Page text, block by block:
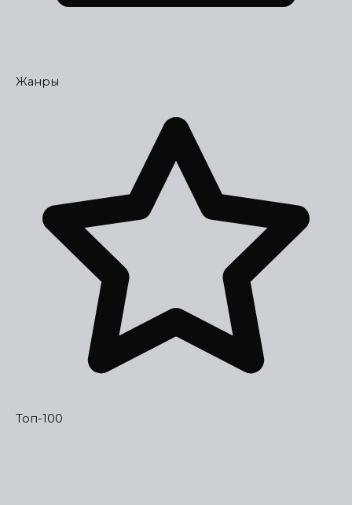
Жанры
Топ-100